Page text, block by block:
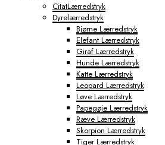
CitatLærredstryk
Dyrelærredstryk
Bjørne Lærredstryk
Elefant Lærredstryk
Giraf Lærredstryk
Hunde Lærredstryk
Katte Lærredstryk
Leopard Lærredstryk
Løve Lærredstryk
Papegøje Lærredstryk
Ræve Lærredstryk
Skorpion Lærredstryk
Tiger Lærredstryk